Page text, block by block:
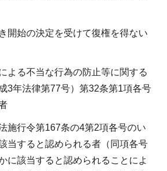
開始の決定を受けて復権を得ない
よる不当な行為の防止等に関する
3年法律第77号）第32条第1項各号
施行令第167条の4第2項各号のい
当すると認められる者（同項各号
に該当すると認められることによ